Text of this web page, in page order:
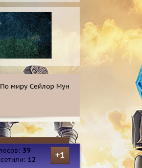
миру Сейлор Мун
+1
39
12